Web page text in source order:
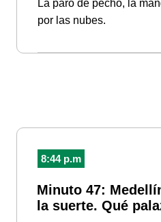
La paró de pecho, la
por las nubes.
8:44 p.m
Minuto 47:
la suerte. Qué